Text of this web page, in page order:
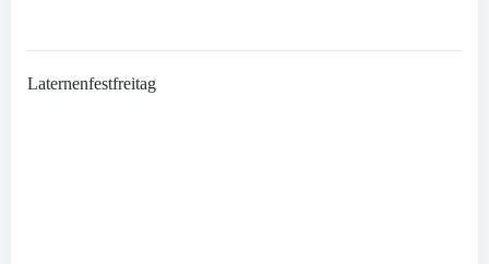
Laternenfestfreitag